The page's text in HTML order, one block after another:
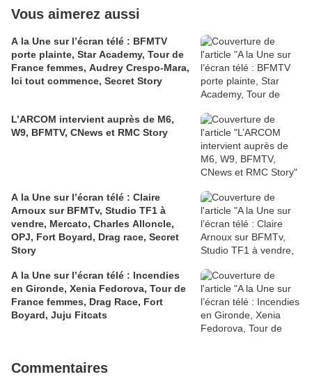
Vous aimerez aussi
A la Une sur l’écran télé : BFMTV
porte plainte, Star Academy, Tour de
France femmes, Audrey Crespo-Mara,
Ici tout commence, Secret Story
L’ARCOM intervient auprès de M6,
W9, BFMTV, CNews et RMC Story
A la Une sur l’écran télé : Claire
Arnoux sur BFMTv, Studio TF1 à
vendre, Mercato, Charles Alloncle,
OPJ, Fort Boyard, Drag race, Secret
Story
A la Une sur l’écran télé : Incendies
en Gironde, Xenia Fedorova, Tour de
France femmes, Drag Race, Fort
Boyard, Juju Fitcats
Commentaires